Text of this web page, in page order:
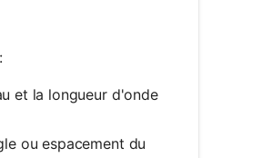
et la longueur d'onde
ou espacement du